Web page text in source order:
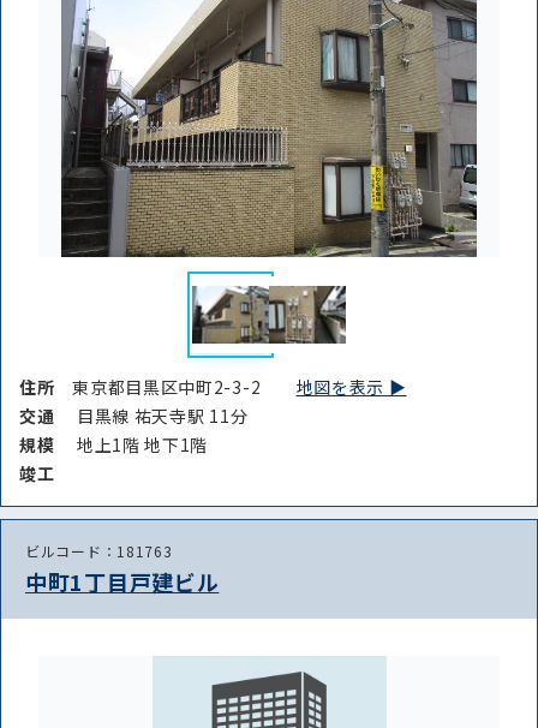
住所東京都目黒区中町2-3-2 地図を表示 ▶︎
交通
目黒線 祐天寺駅 11分
規模
地上1階 地下1階
竣⼯
ビルコード：181763
中町1丁目戸建ビル